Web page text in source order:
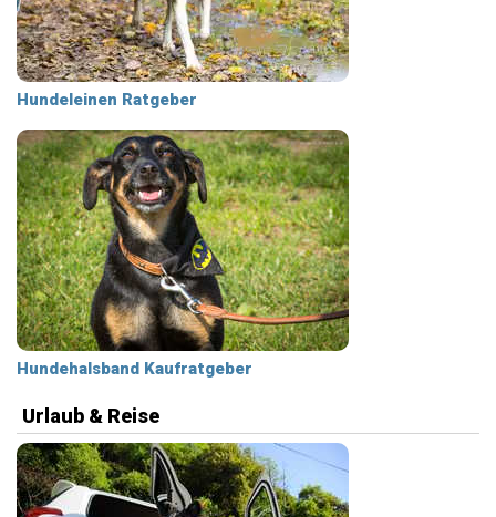
Hundeleinen Ratgeber
Hundehalsband Kaufratgeber
Urlaub & Reise